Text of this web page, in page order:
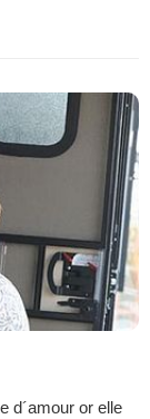
d´amour or elle